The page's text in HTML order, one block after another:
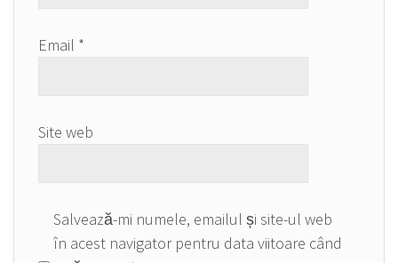
Email *
Site web
Salvează-mi numele, emailul și site-ul web
în acest navigator pentru data viitoare când